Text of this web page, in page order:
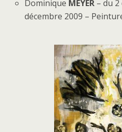
Dominique MEYER – du
décembre 2009 –